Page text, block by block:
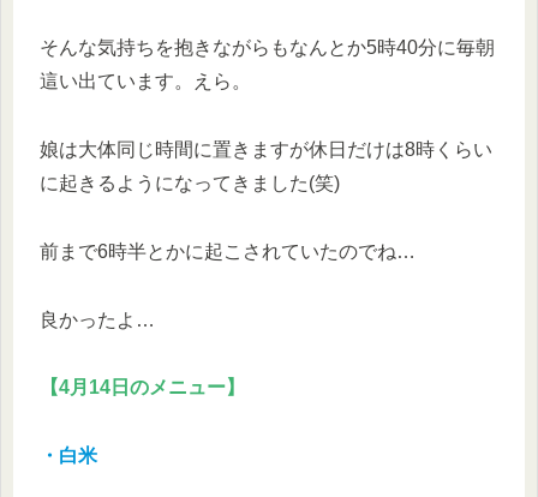
そんな気持ちを抱きながらもなんとか5時40分に毎朝
這い出ています。えら。
娘は大体同じ時間に置きますが休日だけは8時くらい
に起きるようになってきました(笑)
前まで6時半とかに起こされていたのでね…
良かったよ…
【4月14日のメニュー】
・白米